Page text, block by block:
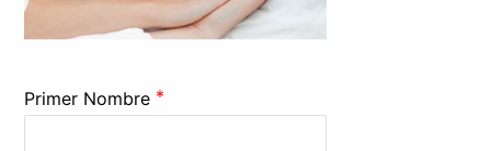
Primer Nombre *